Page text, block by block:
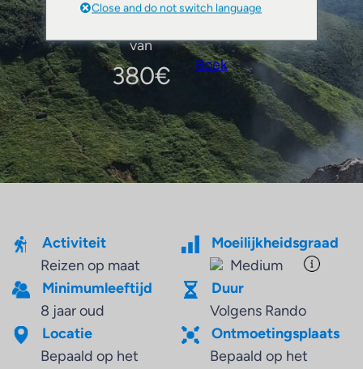
van
380€ Boek
Activiteit
Reizen op maat
Minimumleeftijd
8 jaar oud
Locatie
Bepaald op het
Moeilijkheidsgraad
Medium
Duur
Volgens Rando
Ontmoetingsplaats
Bepaald op het
Close and do not switch language